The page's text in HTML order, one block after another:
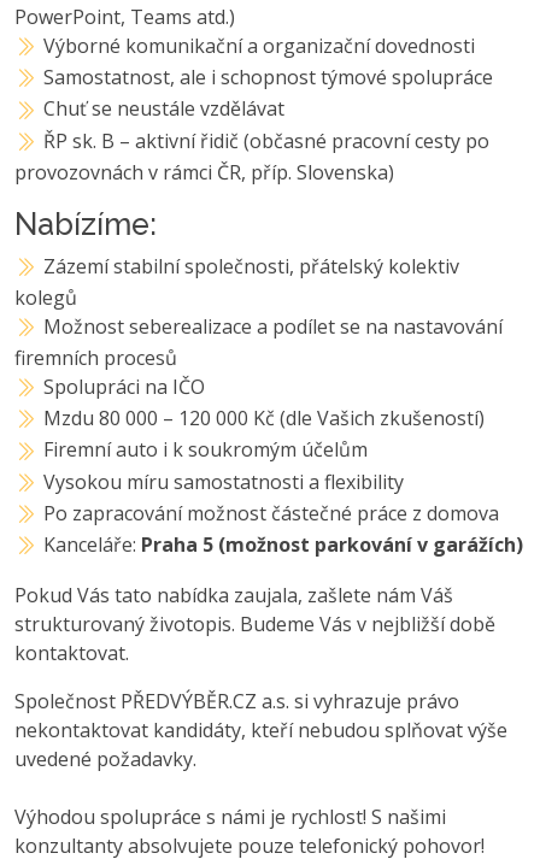
PowerPoint, Teams atd.)
Výborné komunikační a organizační dovednosti
Samostatnost, ale i schopnost týmové spolupráce
Chuť se neustále vzdělávat
ŘP sk. B – aktivní řidič (občasné pracovní cesty po
provozovnách v rámci ČR, příp. Slovenska)
Nabízíme:
Zázemí stabilní společnosti, přátelský kolektiv
kolegů
Možnost seberealizace a podílet se na nastavování
firemních procesů
Spolupráci na IČO
Mzdu 80 000 – 120 000 Kč (dle Vašich zkušeností)
Firemní auto i k soukromým účelům
Vysokou míru samostatnosti a flexibility
Po zapracování možnost částečné práce z domova
Kanceláře: Praha 5 (možnost parkování v garážích)
Pokud Vás tato nabídka zaujala, zašlete nám Váš
strukturovaný životopis. Budeme Vás v nejbližší době
kontaktovat.
Společnost PŘEDVÝBĚR.CZ a.s. si vyhrazuje právo
nekontaktovat kandidáty, kteří nebudou splňovat výše
uvedené požadavky.
Výhodou spolupráce s námi je rychlost! S našimi
konzultanty absolvujete pouze telefonický pohovor!